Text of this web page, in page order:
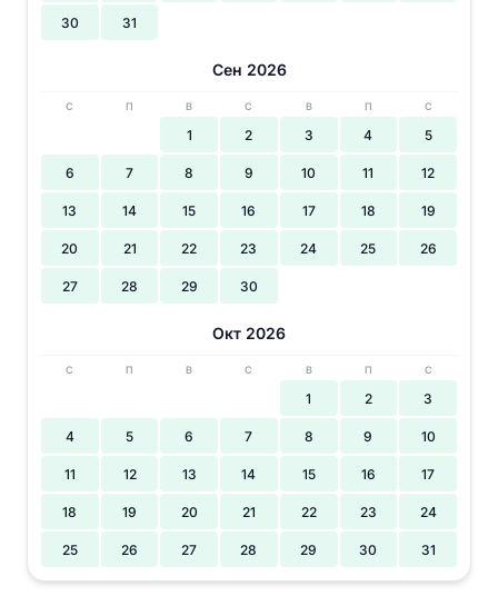
30 31
Сен 2026
С П В С В П С
1 2 3 4 5
6 7 8 9 10 11 12
13 14 15 16 17 18 19
20 21 22 23 24 25 26
27 28 29 30
Окт 2026
С П В С В П С
1 2 3
4 5 6 7 8 9 10
11 12 13 14 15 16 17
18 19 20 21 22 23 24
25 26 27 28 29 30 31